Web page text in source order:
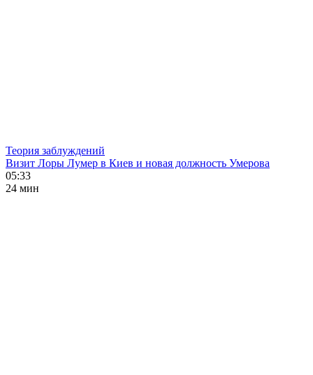
Теория заблуждений
Визит Лоры Лумер в Киев и новая должность Умерова
05:33
24 мин